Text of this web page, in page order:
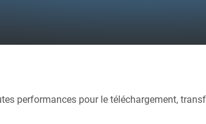
performances pour le téléchargement,